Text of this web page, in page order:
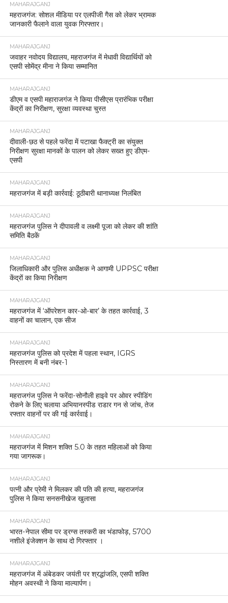
MAHARAJGANJ
महराजगंज: सोशल मीडिया पर एलपीजी गैस को लेकर भ्रामक
जानकारी फैलाने वाला युवक गिरफ्तार।
MAHARAJGANJ
जवाहर नवोदय विद्यालय, महराजगंज में मेधावी विद्यार्थियों को
एसपी सोमेंद्र मीना ने किया सम्मानित
MAHARAJGANJ
डीएम व एसपी महाराजगंज ने किया पीसीएस प्रारंभिक परीक्षा
केंद्रों का निरीक्षण, सुरक्षा व्यवस्था चुस्त
MAHARAJGANJ
दीवाली-छठ से पहले फरेंदा में पटाखा फैक्ट्री का संयुक्त
निरीक्षण सुरक्षा मानकों के पालन को लेकर सख्त हुए डीएम-
एसपी
MAHARAJGANJ
महराजगंज में बड़ी कार्रवाई: ठूठीबारी थानाध्यक्ष निलंबित
MAHARAJGANJ
महराजगंज पुलिस ने दीपावली व लक्ष्मी पूजा को लेकर की शांति
समिति बैठकें
MAHARAJGANJ
जिलाधिकारी और पुलिस अधीक्षक ने आगामी UPPSC परीक्षा
केंद्रों का किया निरीक्षण
MAHARAJGANJ
महराजगंज में ‘ऑपरेशन कार-ओ-बार’ के तहत कार्रवाई, 3
वाहनों का चालान, एक सीज
MAHARAJGANJ
महराजगंज पुलिस को प्रदेश में पहला स्थान, IGRS
निस्तारण में बनी नंबर-1
MAHARAJGANJ
महराजगंज पुलिस ने फरेंदा-सोनौली हाइवे पर ओवर स्पीडिंग
रोकने के लिए चलाया अभियानस्पीड राडार गन से जांच, तेज
रफ्तार वाहनों पर की गई कार्रवाई।
MAHARAJGANJ
महराजगंज में मिशन शक्ति 5.0 के तहत महिलाओं को किया
गया जागरूक।
MAHARAJGANJ
पत्नी और प्रेमी ने मिलकर की पति की हत्या, महराजगंज
पुलिस ने किया सनसनीखेज खुलासा
MAHARAJGANJ
भारत-नेपाल सीमा पर ड्रग्स तस्करी का भंडाफोड़, 5700
नशीले इंजेक्शन के साथ दो गिरफ्तार ।
MAHARAJGANJ
महराजगंज में अंबेडकर जयंती पर श्रद्धांजलि, एसपी शक्ति
मोहन अवस्थी ने किया माल्यार्पण।